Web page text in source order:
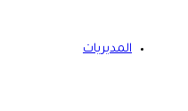
المديريات